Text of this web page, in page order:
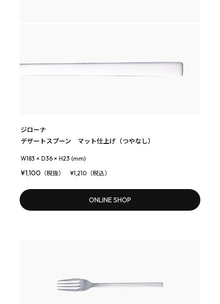
ジローナ
デザートスプーン マット仕上げ（つやなし）
W183 × D36 × H23 (mm)
¥1,100 （税抜） ¥1,210（税込）
ONLINE SHOP